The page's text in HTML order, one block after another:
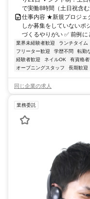
で実働8時間（土日祝含
仕事内容 ★新規プロジェ
しか募集をしていないポ
づくるやりがい ✅ 前例
業界未経験者歓迎 ランチタイム
フリーター歓迎
学歴不問 転勤
経験者歓迎
ネイルOK 有資格
オープニングスタッフ
長期歓迎
同じ企業の求人
業務委託